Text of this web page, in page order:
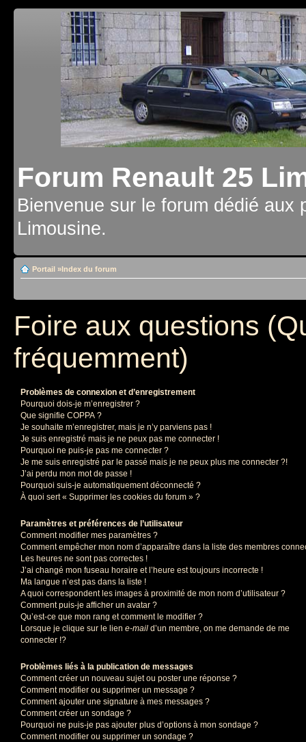
Forum Renault 25
Bienvenue sur le forum dédié aux
Limousine.
Portail »Index du forum
Foire aux questions
fréquemment)
Problèmes de connexion et d’enregistrement
Pourquoi dois-je m’enregistrer ?
Que signifie COPPA ?
Je souhaite m’enregistrer, mais je n’y parviens pas !
Je suis enregistré mais je ne peux pas me connecter !
Pourquoi ne puis-je pas me connecter ?
Je me suis enregistré par le passé mais je ne peux plus me connecter ?!
J’ai perdu mon mot de passe !
Pourquoi suis-je automatiquement déconnecté ?
À quoi sert « Supprimer les cookies du forum » ?
Paramètres et préférences de l’utilisateur
Comment modifier mes paramètres ?
Comment empêcher mon nom d’apparaître dans la liste des membres
Les heures ne sont pas correctes !
J’ai changé mon fuseau horaire et l’heure est toujours incorrecte !
Ma langue n’est pas dans la liste !
A quoi correspondent les images à proximité de mon nom d’utilisateur ?
Comment puis-je afficher un avatar ?
Qu’est-ce que mon rang et comment le modifier ?
Lorsque je clique sur le lien e-mail d’un membre, on me demande de me
connecter !?
Problèmes liés à la publication de messages
Comment créer un nouveau sujet ou poster une réponse ?
Comment modifier ou supprimer un message ?
Comment ajouter une signature à mes messages ?
Comment créer un sondage ?
Pourquoi ne puis-je pas ajouter plus d’options à mon sondage ?
Comment modifier ou supprimer un sondage ?